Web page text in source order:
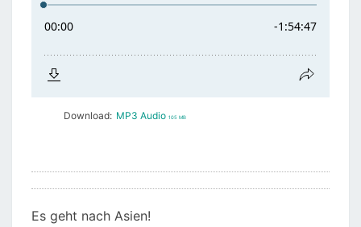
Download: MP3 Audio 105 MB
Es geht nach Asien!